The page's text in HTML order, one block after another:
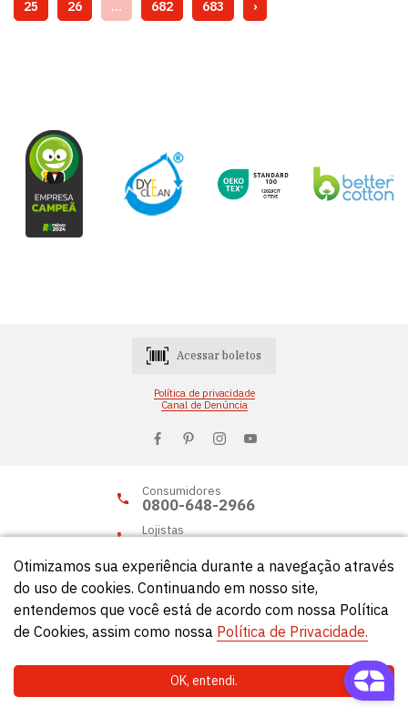
25 26 ... 682 683 ›
Acessar boletos
Política de privacidade
Canal de Denúncia
Consumidores
0800-648-2966
Lojistas
© Círculo 2026 - Todos os direitos reservados.
Natela
Otimizamos sua experiência durante a navegação através
do uso de cookies. Continuando em nosso site,
entendemos que você está de acordo com nossa Política
de Cookies, assim como nossa Política de Privacidade.
OK, entendi.